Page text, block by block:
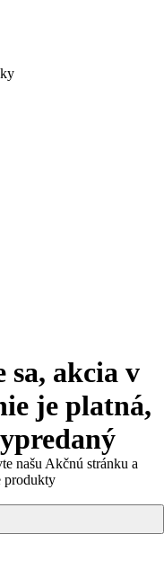
sa, akcia v
je platná,
našu Akčnú stránku a
produkty